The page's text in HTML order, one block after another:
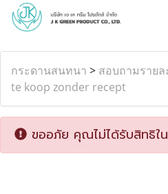
กระดานสนทนา > สอบถามรายล
te koop zonder recept
ขออภัย คุณไม่ได้รับสิทธิใ